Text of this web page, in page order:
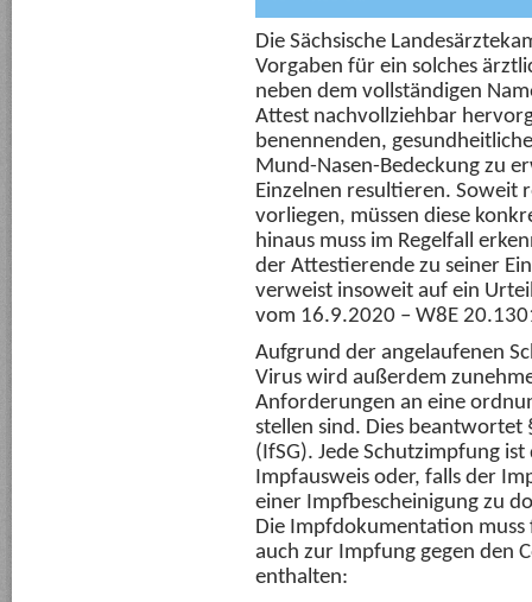
Die Sächsische
Vorgaben für ein solches
neben dem vollständigen
Attest nachvollziehbar
benennenden,
Mund-Nasen-Bedeckung zu
Einzelnen resultieren. Soweit
vorliegen, müssen diese
hinaus muss im Regelfall
der Attestierende zu seiner
verweist insoweit auf ein
vom 16.9.2020 – W8E
Aufgrund der angelaufenen
Virus wird außerdem
Anforderungen an eine
stellen sind. Dies beantwortet
(IfSG). Jede Schutzimpfung
Impfausweis oder, falls der
einer Impfbescheinigung zu
Die Impfdokumentation
auch zur Impfung gegen den
enthalten: